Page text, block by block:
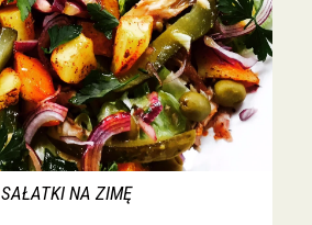
SAŁATKI NA ZIMĘ